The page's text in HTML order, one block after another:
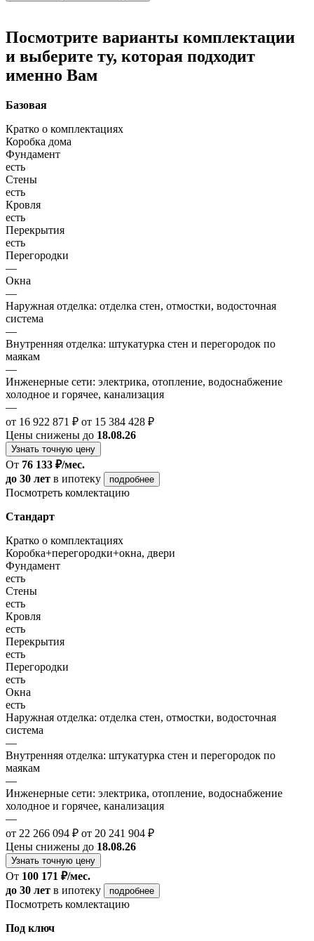
Посмотрите варианты комплектации
и выберите ту, которая подходит
именно Вам
Базовая
Кратко о комплектациях
Коробка дома
Фундамент
есть
Стены
есть
Кровля
есть
Перекрытия
есть
Перегородки
—
Окна
—
Наружная отделка: отделка стен, отмостки, водосточная
система
—
Внутренняя отделка: штукатурка стен и перегородок по
маякам
—
Инженерные сети: электрика, отопление, водоснабжение
холодное и горячее, канализация
—
от 16 922 871 ₽ от 15 384 428 ₽
Цены снижены до 18.08.26
Узнать точную цену
От 76 133 ₽/мес.
до 30 лет в ипотеку подробнее
Посмотреть комлектацию
Стандарт
Кратко о комплектациях
Коробка+перегородки+окна, двери
Фундамент
есть
Стены
есть
Кровля
есть
Перекрытия
есть
Перегородки
есть
Окна
есть
Наружная отделка: отделка стен, отмостки, водосточная
система
—
Внутренняя отделка: штукатурка стен и перегородок по
маякам
—
Инженерные сети: электрика, отопление, водоснабжение
холодное и горячее, канализация
—
от 22 266 094 ₽ от 20 241 904 ₽
Цены снижены до 18.08.26
Узнать точную цену
От 100 171 ₽/мес.
до 30 лет в ипотеку подробнее
Посмотреть комлектацию
Под ключ